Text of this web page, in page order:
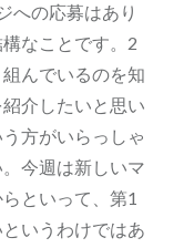
への応募はあり
なことです。2
んでいるのを知
介したいと思い
方がいらっしゃ
今週は新しいマ
といって、第1
いうわけではあ